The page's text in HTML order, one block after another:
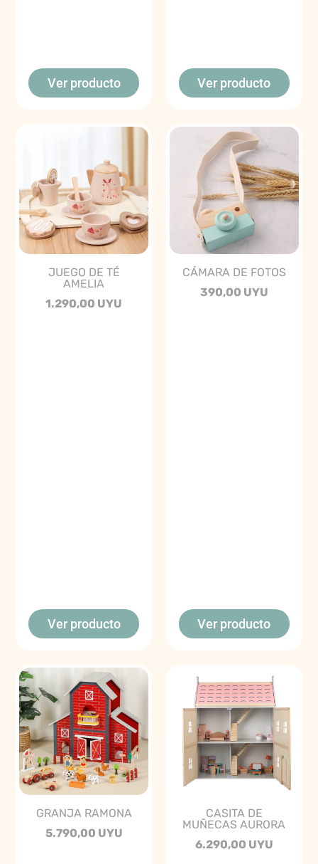
Ver producto Ver producto
JUEGO DE TÉ
AMELIA
1.290,00 UYU
Ver producto
CÁMARA DE FOTOS
390,00 UYU
Ver producto
GRANJA RAMONA
5.790,00 UYU
CASITA DE
MUÑECAS AURORA
6.290,00 UYU